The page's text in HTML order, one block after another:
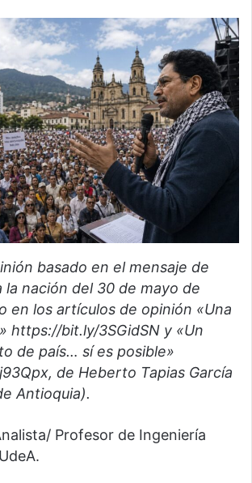
basado en el mensaje de
la nación del 30 de mayo de
en los artículos de opinión «Una
https://bit.ly/3SGidSN y «Un
de país… sí es posible»
de Heberto Tapias García
Antioquia).
Profesor de Ingeniería